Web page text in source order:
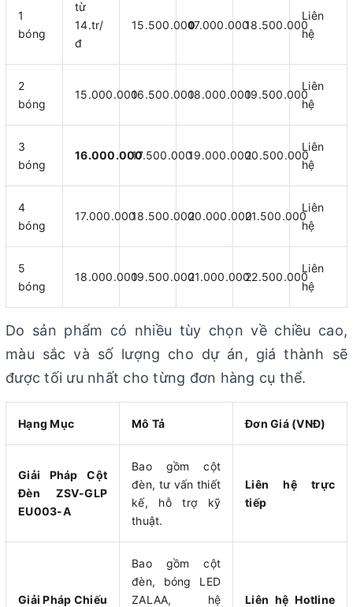
1
bóng
từ
14.tr/
đ
15.500.000
17.000.00018.500.000
Liên
hệ
2
bóng
15.000.00016.500.00018.000.00019.500.000
Liên
hệ
3
bóng
16.000.00017.500.00019.000.00020.500.000
Liên
hệ
4
bóng
17.000.00018.500.00020.000.00021.500.000
Liên
hệ
5
bóng
18.000.00019.500.00021.000.00022.500.000
Liên
hệ
Do sản phẩm có nhiều tùy chọn về chiều cao,
màu sắc và số lượng cho dự án, giá thành sẽ
được tối ưu nhất cho từng đơn hàng cụ thể.
Hạng Mục Mô Tả Đơn Giá (VNĐ)
Giải Pháp Cột
Đèn ZSV-GLP
EU003-A
Bao gồm cột
đèn, tư vấn thiết
kế, hỗ trợ kỹ
thuật.
Liên hệ trực
tiếp
Giải Pháp Chiếu
Bao gồm cột
đèn, bóng LED
ZALAA, hệ
Liên hệ Hotline